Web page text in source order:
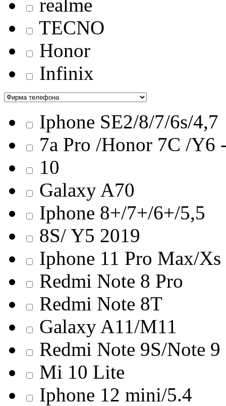
realme
TECNO
Honor
Infinix
Iphone SE2/8/7/6s/4,7
7a Pro /Honor 7C /Y6
10
Galaxy A70
Iphone 8+/7+/6+/5,5
8S/ Y5 2019
Iphone 11 Pro Max/
Redmi Note 8 Pro
Redmi Note 8T
Galaxy A11/M11
Redmi Note 9S/Note 9
Mi 10 Lite
Iphone 12 mini/5.4